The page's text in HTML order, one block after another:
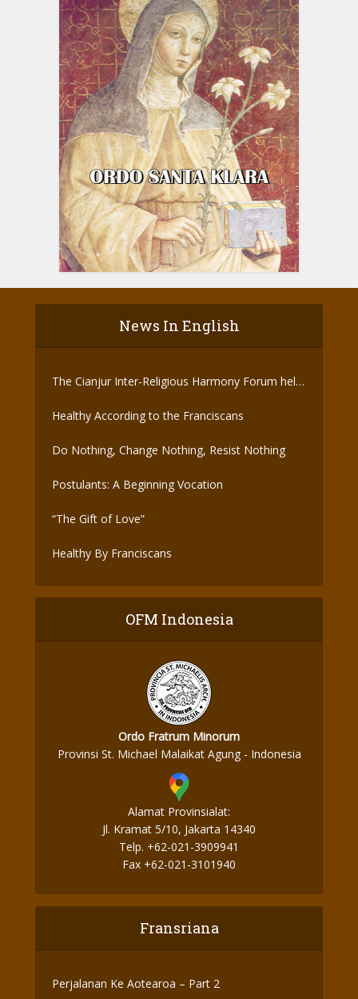
News In English
The Cianjur Inter-Religious Harmony Forum held
Healthy According to the Franciscans
Do Nothing, Change Nothing, Resist Nothing
Postulants: A Beginning Vocation
“The Gift of Love”
Healthy By Franciscans
OFM Indonesia
Ordo Fratrum Minorum
Provinsi St. Michael Malaikat Agung - Indonesia
Alamat Provinsialat:
Jl. Kramat 5/10, Jakarta 14340
Telp. +62-021-3909941
Fax +62-021-3101940
Fransriana
Perjalanan Ke Aotearoa – Part 2